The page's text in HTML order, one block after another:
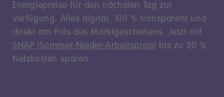
Energiepreise für den nächsten Tag zur
Verfügung. Alles digital, 100 % transparent und
direkt am Puls des Marktgeschehens. Jetzt mit
SNAP (Sommer-Nieder-Arbeitspreis) bis zu 20 %
Netzkosten sparen.